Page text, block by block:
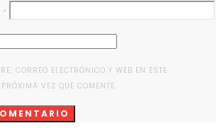
*
CORREO ELECTRÓNICO Y WEB EN ESTE
VEZ QUE COMENTE.